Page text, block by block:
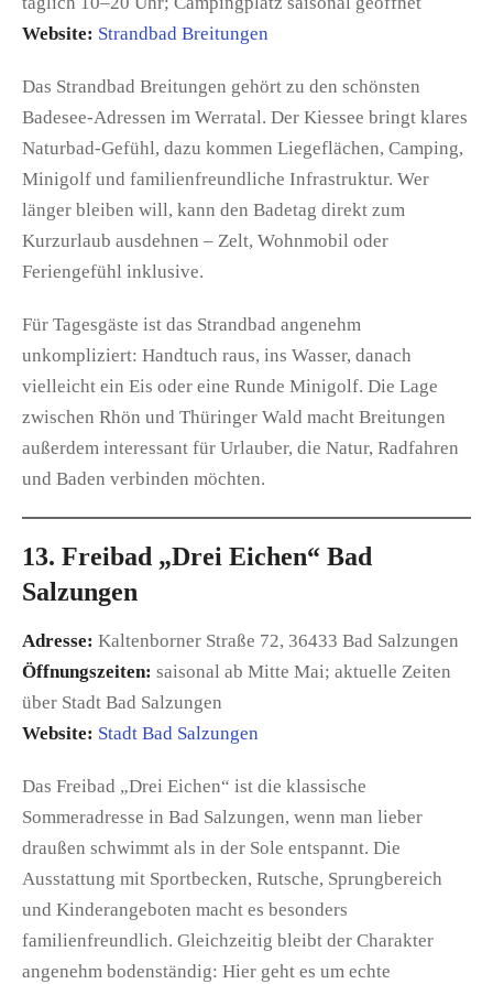
Website: Strandbad Breitungen
Das Strandbad Breitungen gehört zu den schönsten
Badesee-Adressen im Werratal. Der Kiessee bringt klares
Naturbad-Gefühl, dazu kommen Liegeflächen, Camping,
Minigolf und familienfreundliche Infrastruktur. Wer
länger bleiben will, kann den Badetag direkt zum
Kurzurlaub ausdehnen – Zelt, Wohnmobil oder
Feriengefühl inklusive.
Für Tagesgäste ist das Strandbad angenehm
unkompliziert: Handtuch raus, ins Wasser, danach
vielleicht ein Eis oder eine Runde Minigolf. Die Lage
zwischen Rhön und Thüringer Wald macht Breitungen
außerdem interessant für Urlauber, die Natur, Radfahren
und Baden verbinden möchten.
13. Freibad „Drei Eichen“ Bad
Salzungen
Adresse: Kaltenborner Straße 72, 36433 Bad Salzungen
Öffnungszeiten: saisonal ab Mitte Mai; aktuelle Zeiten
über Stadt Bad Salzungen
Website: Stadt Bad Salzungen
Das Freibad „Drei Eichen“ ist die klassische
Sommeradresse in Bad Salzungen, wenn man lieber
draußen schwimmt als in der Sole entspannt. Die
Ausstattung mit Sportbecken, Rutsche, Sprungbereich
und Kinderangeboten macht es besonders
familienfreundlich. Gleichzeitig bleibt der Charakter
angenehm bodenständig: Hier geht es um echte